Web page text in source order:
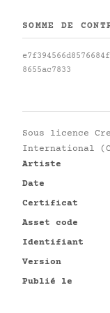
SOMME DE
8655ac7833
Sous licence
International
Artiste
Date
Certificat
Asset code
Identifiant
Version
Publié le